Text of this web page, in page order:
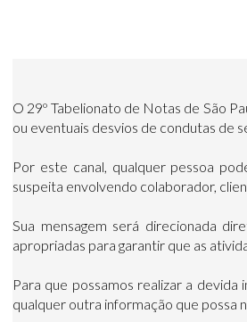
O 29º Tabelionato de Notas de São
ou eventuais desvios de condutas de
Por este canal, qualquer pessoa
suspeita envolvendo colaborador,
Sua mensagem será direcionada
apropriadas para garantir que as
Para que possamos realizar a
qualquer outra informação que possa